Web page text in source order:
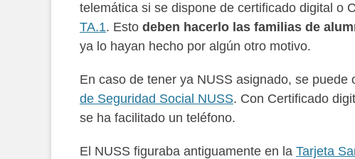
telemática si se dispone de certificado digital o
TA.1. Esto deben hacerlo las familias de
ya lo hayan hecho por algún otro motivo.
En caso de tener ya NUSS asignado, se puede
de Seguridad Social NUSS. Con Certificado
se ha facilitado un teléfono.
El NUSS figuraba antiguamente en la Tarjeta